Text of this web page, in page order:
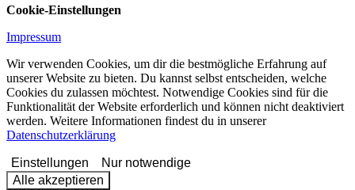
Cookie-Einstellungen
Impressum
Wir verwenden Cookies, um dir die bestmögliche Erfahrung auf
unserer Website zu bieten. Du kannst selbst entscheiden, welche
Cookies du zulassen möchtest. Notwendige Cookies sind für die
Funktionalität der Website erforderlich und können nicht deaktiviert
werden. Weitere Informationen findest du in unserer
Datenschutzerklärung
Einstellungen
Nur notwendige
Alle akzeptieren